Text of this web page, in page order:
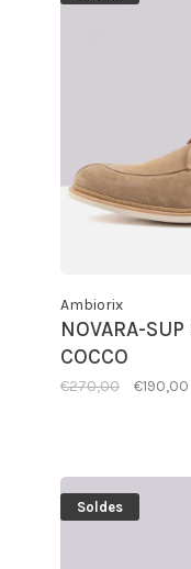
Ambiorix
NOVARA-
COCCO
€270,00 €190,00
Soldes